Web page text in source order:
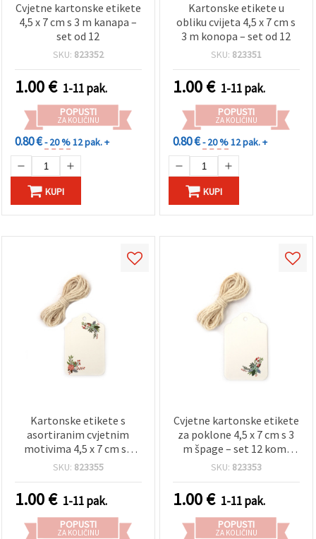
Cvjetne kartonske etikete
4,5 x 7 cm s 3 m kanapa –
set od 12
SKU: 823352
1.00€ 1-11 pak.
POPUSTI
ZA KOLIČINU
0.80 €- 20 %12 pak. +
KUPI
Kartonske etikete u
obliku cvijeta 4,5 x 7 cm s
3 m konopa – set od 12
SKU: 823351
1.00€ 1-11 pak.
POPUSTI
ZA KOLIČINU
0.80 €- 20 %12 pak. +
KUPI
Kartonske etikete s
asortiranim cvjetnim
motivima 4,5 x 7 cm sa
špagom 3 m - 12 kom
SKU: 823355
1.00€ 1-11 pak.
POPUSTI
ZA KOLIČINU
Cvjetne kartonske etikete
za poklone 4,5 x 7 cm s 3
m špage – set 12 kom,
asortirano
SKU: 823353
1.00€ 1-11 pak.
POPUSTI
ZA KOLIČINU